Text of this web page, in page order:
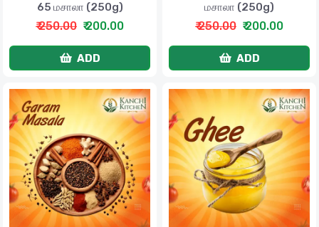
65 மசாலா (250g)
₹ 250.00 ₹ 200.00
ADD
மசாலா (250g)
₹ 250.00 ₹ 200.00
ADD